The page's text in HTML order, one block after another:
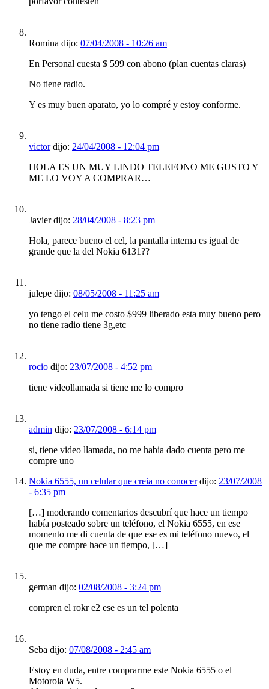
Romina dijo: 07/04/2008 - 10:26 am
En Personal cuesta $ 599 con abono (plan cuentas claras)
No tiene radio.
Y es muy buen aparato, yo lo compré y estoy conforme.
victordijo: 24/04/2008 - 12:04 pm
HOLA ES UN MUY LINDO TELEFONO ME GUSTO Y
ME LO VOY A COMPRAR…
Javier dijo: 28/04/2008 - 8:23 pm
Hola, parece bueno el cel, la pantalla interna es igual de
grande que la del Nokia 6131??
julepe dijo: 08/05/2008 - 11:25 am
yo tengo el celu me costo $999 liberado esta muy bueno pero
no tiene radio tiene 3g,etc
rocio dijo: 23/07/2008 - 4:52 pm
tiene videollamada si tiene me lo compro
admin dijo: 23/07/2008 - 6:14 pm
si, tiene video llamada, no me habia dado cuenta pero me
compre uno
Nokia 6555, un celular que creia no conocerdijo: 23/07/2008
- 6:35 pm
[…] moderando comentarios descubrí que hace un tiempo
había posteado sobre un teléfono, el Nokia 6555, en ese
momento me di cuenta de que ese es mi teléfono nuevo, el
que me compre hace un tiempo, […]
german dijo: 02/08/2008 - 3:24 pm
compren el rokr e2 ese es un tel polenta
Seba dijo: 07/08/2008 - 2:45 am
Estoy en duda, entre comprarme este Nokia 6555 o el
Motorola W5.